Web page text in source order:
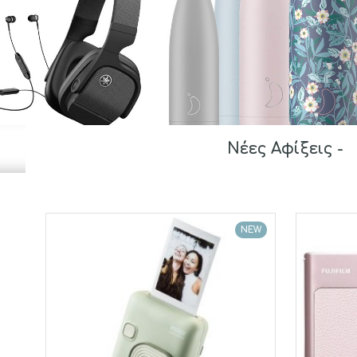
Νέες Αφίξεις -
NEW